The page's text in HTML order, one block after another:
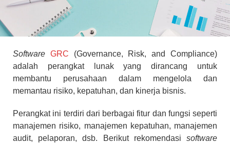
Software GRC (Governance, Risk, and Compliance)
adalah perangkat lunak yang dirancang untuk
membantu perusahaan dalam mengelola dan
memantau risiko, kepatuhan, dan kinerja bisnis.
Perangkat ini terdiri dari berbagai fitur dan fungsi seperti
manajemen risiko, manajemen kepatuhan, manajemen
audit, pelaporan, dsb. Berikut rekomendasi software